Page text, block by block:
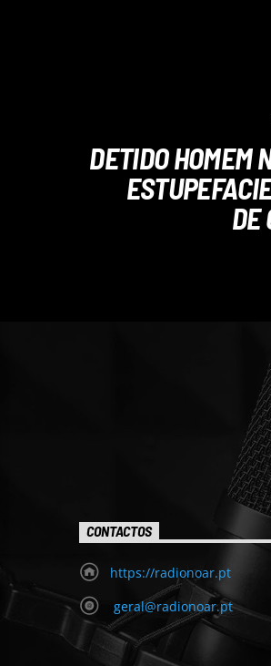
DETIDO HOMEM
DE
CONTACTOS
https://radionoar.pt
geral@radionoar.pt